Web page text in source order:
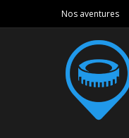
Nos aventures